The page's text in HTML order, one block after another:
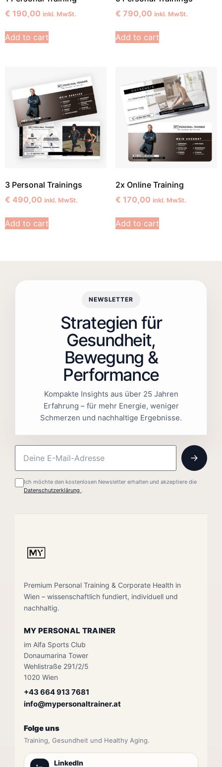
€ 190,00 inkl. MwSt.
Add to cart
€ 790,00 inkl. MwSt.
Add to cart
3 Personal Trainings
€ 490,00 inkl. MwSt.
Add to cart
2x Online Training
€ 170,00 inkl. MwSt.
Add to cart
NEWSLETTER
Strategien für
Gesundheit,
Bewegung &
Performance
Kompakte Insights aus über 25 Jahren
Erfahrung – für mehr Energie, weniger
Schmerzen und nachhaltige Ergebnisse.
Ich möchte den kostenlosen Newsletter erhalten und akzeptiere die
Datenschutzerklärung .
Premium Personal Training & Corporate Health in
Wien – wissenschaftlich fundiert, individuell und
nachhaltig.
MY PERSONAL TRAINER
im Alfa Sports Club
Donaumarina Tower
Wehlistraße 291/2/5
1020 Wien
+43 664 913 7681
info@mypersonaltrainer.at
Folge uns
Training, Gesundheit und Healthy Aging.
LinkedIn